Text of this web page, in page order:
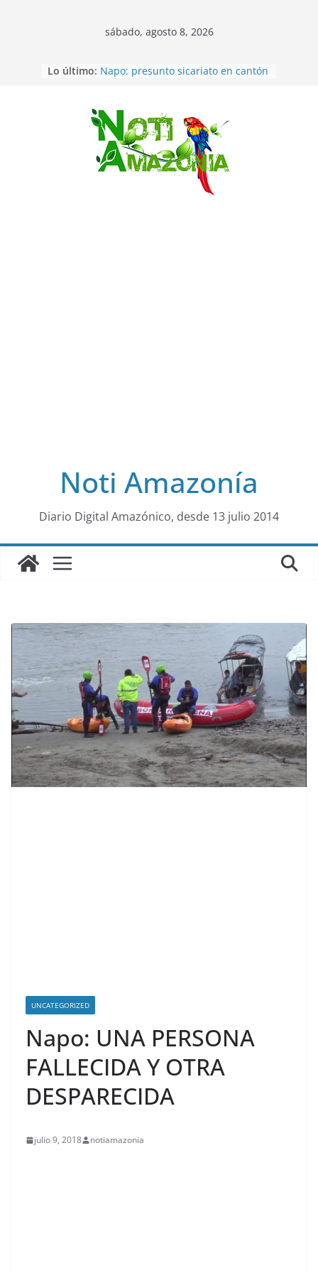
Saltar
al
sábado, agosto 8, 2026
Lo último: Napo: presunto sicariato en cantón
desaparecidos fueron encontrados
muertos en Puerto lopez
Sentencian a 34 años de prisión a
implicados en caso de Alison,
oriunda de Tena
Vozinha, el arquero sensación de
cabo Verde, ya llegó para
Noti Amazonía
Diario Digital Amazónico, desde 13 julio 2014
UNCATEGORIZED
Napo: UNA PERSONA
FALLECIDA Y OTRA
DESPARECIDA
julio 9, 2018 notiamazonia